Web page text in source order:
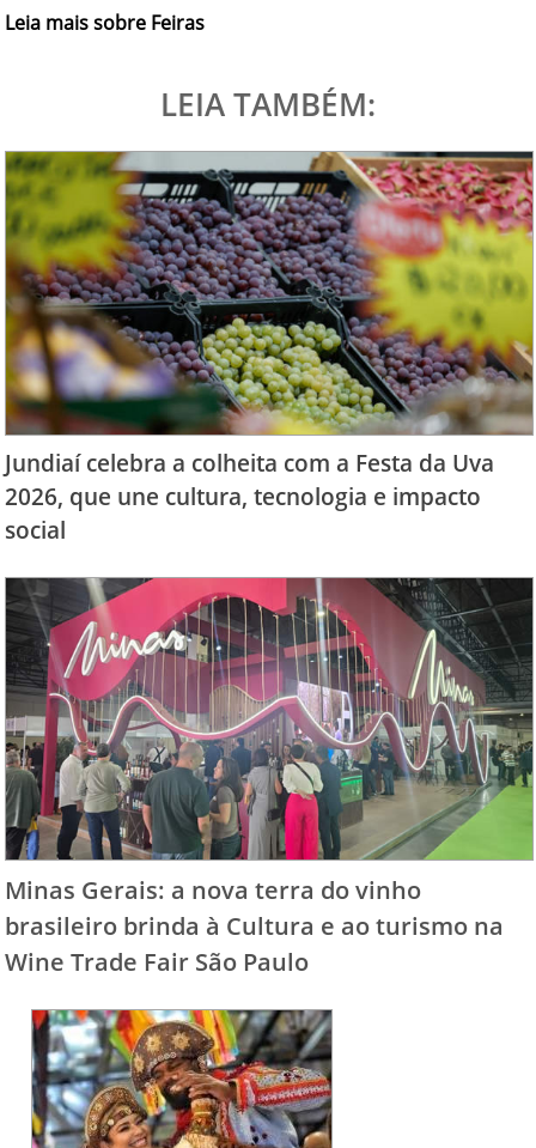
Leia mais sobre Feiras
LEIA TAMBÉM:
Jundiaí celebra a colheita com a Festa da Uva
2026, que une cultura, tecnologia e impacto
social
Minas Gerais: a nova terra do vinho
brasileiro brinda à Cultura e ao turismo na
Wine Trade Fair São Paulo